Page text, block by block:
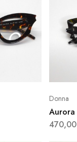
Donna
Aurora
470,00